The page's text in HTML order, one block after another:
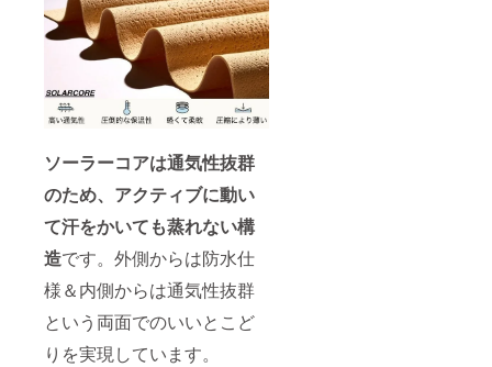
ソーラーコアは通気性抜群
のため、アクティブに動い
て汗をかいても蒸れない構
造です。外側からは防水仕
様＆内側からは通気性抜群
という両面でのいいとこど
りを実現しています。